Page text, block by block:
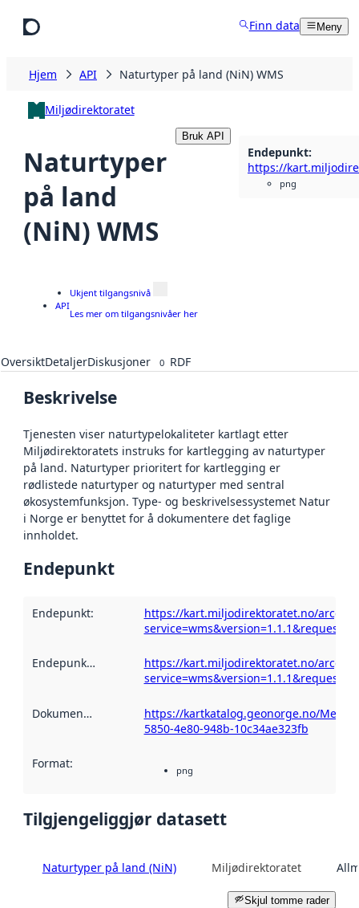
Finn data Meny
Hjem API Naturtyper på land (NiN) WMS
Miljødirektoratet
Naturtyper
på land
(NiN) WMS
Bruk API
Endepunkt:
png
API
Ukjent tilgangsnivå
Les mer om tilgangsnivåer her
OversiktDetaljerDiskusjoner 0 RDF
Beskrivelse
Tjenesten viser naturtypelokaliteter kartlagt etter
Miljødirektoratets instruks for kartlegging av naturtyper
på land. Naturtyper prioritert for kartlegging er
rødlistede naturtyper og naturtyper med sentral
økosystemfunksjon. Type- og beskrivelsessystemet Natur
i Norge er benyttet for å dokumentere det faglige
innholdet.
Endepunkt
Endepunkt:
https://kart.miljodirektoratet.no/arcgis/
Endepunktbeskrivelse :
https://kart.miljodirektoratet.no/arcgis/
Dokumentasjon
https://kartkatalog.geonorge.no/
5850-4e80-948b-10c34ae323fb
Format: png
Tilgjengeliggjør datasett
Naturtyper på land (NiN) Miljødirektoratet
Skjul tomme rader